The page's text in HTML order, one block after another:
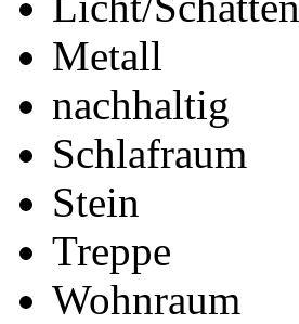
Metall
nachhaltig
Schlafraum
Stein
Treppe
Wohnraum